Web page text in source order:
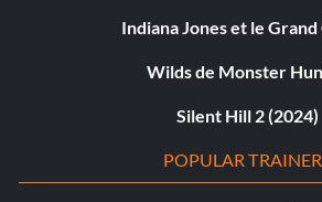
Indiana Jones et le
Wilds de Monster
Silent Hill 2 (2024)
POPULAR